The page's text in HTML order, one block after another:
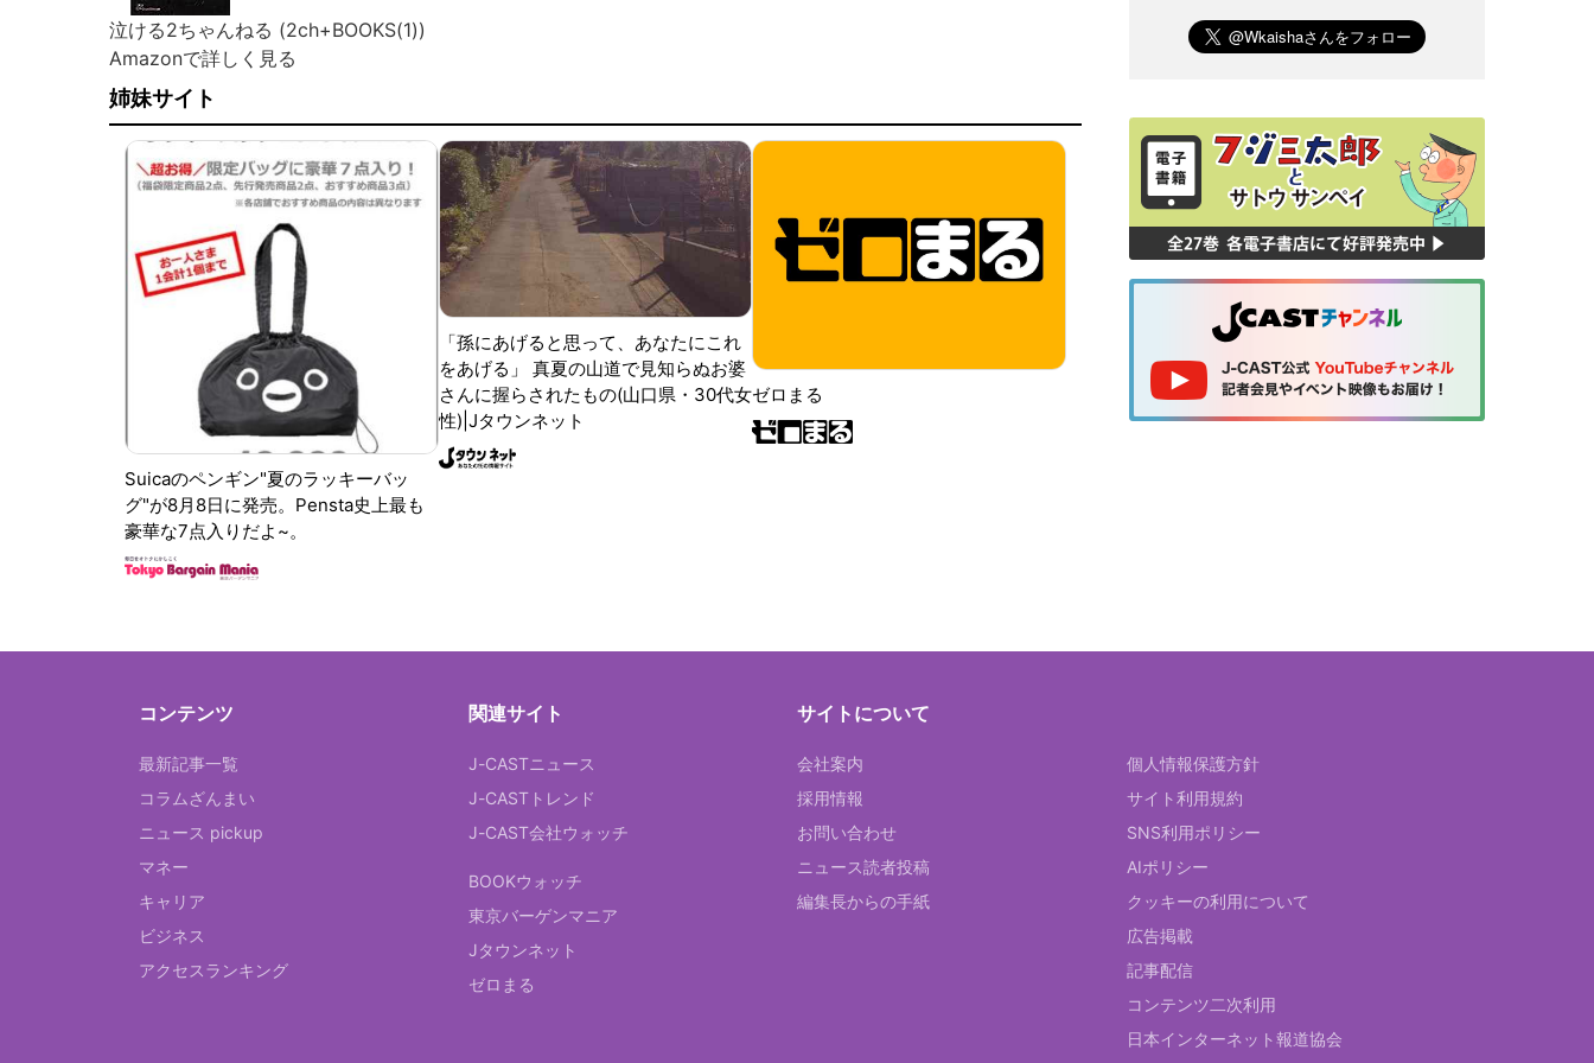
泣ける2ちゃんねる (2ch+BOOKS(1))
Amazonで詳しく見る
姉妹サイト
Suicaのペンギン"夏のラッキーバッ
グ"が8月8日に発売。Pensta史上最も
豪華な7点入りだよ~。
「孫にあげると思って、あなたにこれ
をあげる」 真夏の山道で見知らぬお婆
さんに握らされたもの(山口県・30代女
性)|Jタウンネット
ゼロまる
コンテンツ
最新記事一覧
コラムざんまい
ニュース pickup
マネー
キャリア
ビジネス
アクセスランキング
関連サイト
J-CASTニュース
J-CASTトレンド
J-CAST会社ウォッチ
BOOKウォッチ
東京バーゲンマニア
Jタウンネット
ゼロまる
サイトについて
会社案内
採用情報
お問い合わせ
ニュース読者投稿
編集長からの手紙
個人情報保護方針
サイト利用規約
SNS利用ポリシー
AIポリシー
クッキーの利用について
広告掲載
記事配信
コンテンツ二次利用
日本インターネット報道協会